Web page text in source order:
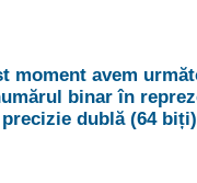
moment avem
binar în
precizie dublă (64